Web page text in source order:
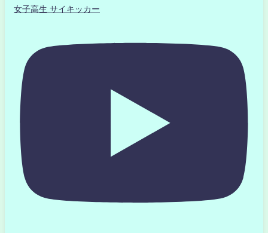
女子高生 サイキッカー